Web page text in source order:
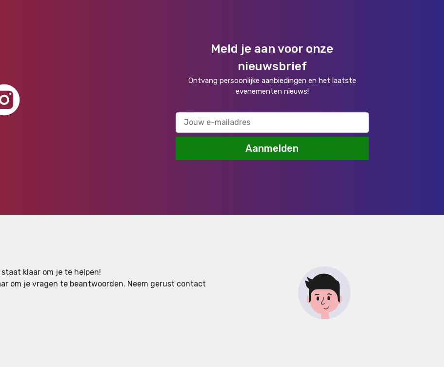
Meld je aan voor onze
nieuwsbrief
Ontvang persoonlijke aanbiedingen en het laatste
evenementen nieuws!
Aanmelden
klaar om je te helpen!
om je vragen te beantwoorden. Neem gerust contact